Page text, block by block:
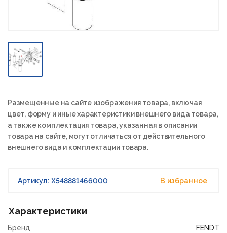
Размещенные на сайте изображения товара, включая
цвет, форму и иные характеристики внешнего вида товара,
а также комплектация товара, указанная в описании
товара на сайте, могут отличаться от действительного
внешнего вида и комплектации товара.
Артикул: X548881466000 В избранное
Характеристики
Бренд
FENDT